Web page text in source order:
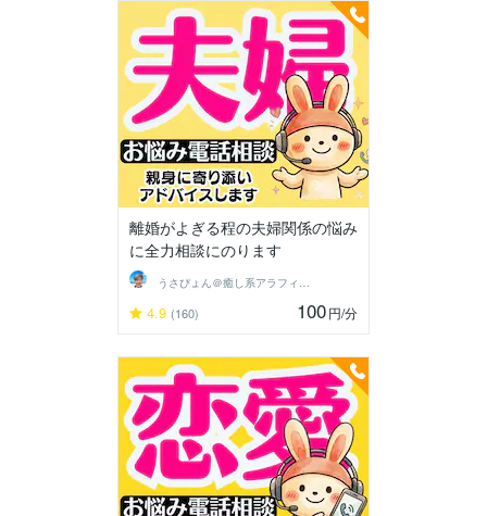
離婚がよぎる程の夫婦関係の悩み
に全力相談にのります
うさぴょん＠癒し系アラフィフ心寄り添い人
4.9 (160) 100円/分